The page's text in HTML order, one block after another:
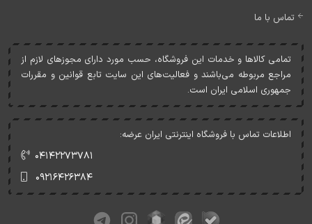
تماس با ما
تمامی کالاها و خدمات اين فروشگاه، حسب مورد دارای مجوزهای لازم از
مراجع مربوطه می‌باشند و فعاليت‌های اين سايت تابع قوانين و مقررات
جمهوری اسلامی ايران است.
اطلاعات تماس با فروشگاه اینترنتی ایران عرضه:
۰۴۱۴۲۲۷۳۷۸۱
۰۹۲۱۶۴۲۶۳۸۴